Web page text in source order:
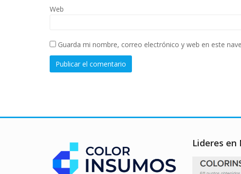
Web
Guarda mi nombre, correo electrónico y web en este
Lideres en